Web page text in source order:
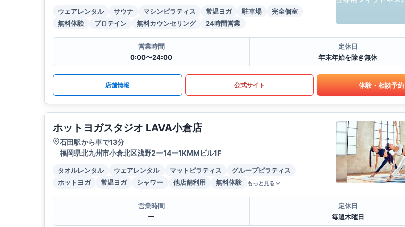
ウェアレンタル サウナ マシンピラティス 常温ヨガ 駐車場
完全個室
無料体験
プロテイン 無料カウンセリング 24時間営業
営業時間
0:00〜24:00
定休日
年末年始を除き無休
店舗情報 公式サイト 体験・相談予約
ホットヨガスタジオ LAVA小倉店
石田駅から車で13分
福岡県北九州市小倉北区浅野2ー14ー1KMMビル1F
タオルレンタル ウェアレンタル マットピラティス
グループピラティス
ホットヨガ
常温ヨガ シャワー 他店舗利用 無料体験 もっと見る
営業時間
ー
定休日
毎週木曜日